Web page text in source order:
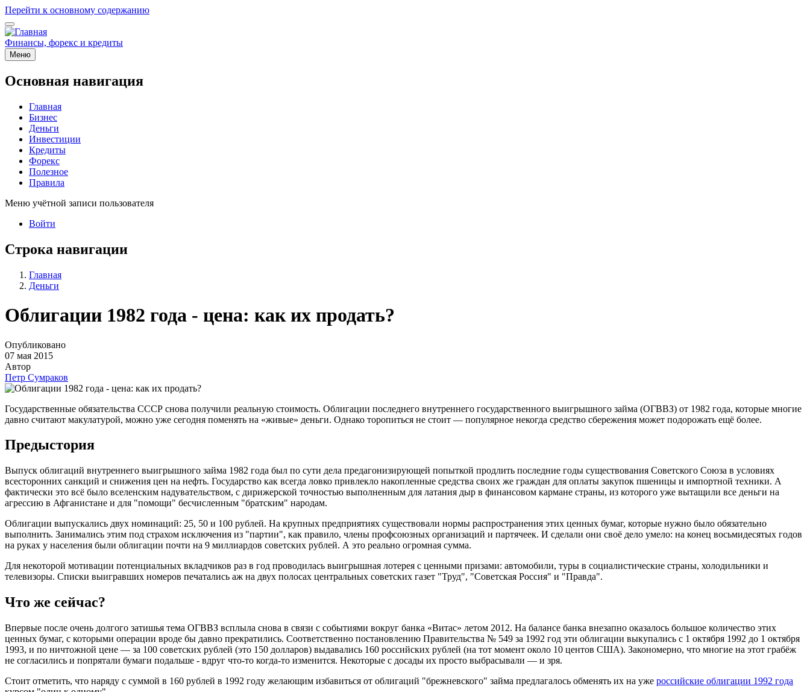
Перейти к основному содержанию
Финансы, форекс и кредиты
Меню
Основная навигация
Главная
Бизнес
Деньги
Инвестиции
Кредиты
Форекс
Полезное
Правила
Меню учётной записи пользователя
Войти
Строка навигации
Главная
Деньги
Облигации 1982 года - цена: как их продать?
Опубликовано
07 мая 2015
Автор
Петр Сумраков
Государственные обязательства СССР снова получили реальную стоимость. Облигации последнего внутреннего государственного выигрышного займа (ОГВВЗ) от 1982 года, которые многие
давно считают макулатурой, можно уже сегодня поменять на «живые» деньги. Однако торопиться не стоит — популярное некогда средство сбережения может подорожать ещё более.
Предыстория
Выпуск облигаций внутреннего выигрышного займа 1982 года был по сути дела предагонизирующей попыткой продлить последние годы существования Советского Союза в условиях
всесторонних санкций и снижения цен на нефть. Государство как всегда ловко привлекло накопленные средства своих же граждан для оплаты закупок пшеницы и импортной техники. А
фактически это всё было вселенским надувательством, с дирижерской точностью выполненным для латания дыр в финансовом кармане страны, из которого уже вытащили все деньги на
агрессию в Афганистане и для "помощи" бесчисленным "братским" народам.
Облигации выпускались двух номинаций: 25, 50 и 100 рублей. На крупных предприятиях существовали нормы распространения этих ценных бумаг, которые нужно было обязательно
выполнить. Занимались этим под страхом исключения из "партии", как правило, члены профсоюзных организаций и партячеек. И сделали они своё дело умело: на конец восьмидесятых годов
на руках у населения были облигации почти на 9 миллиардов советских рублей. А это реально огромная сумма.
Для некоторой мотивации потенциальных вкладчиков раз в год проводилась выигрышная лотерея с ценными призами: автомобили, туры в социалистические страны, холодильники и
телевизоры. Списки выигравших номеров печатались аж на двух полосах центральных советских газет "Труд", "Советская Россия" и "Правда".
Что же сейчас?
Впервые после очень долгого затишья тема ОГВВЗ всплыла снова в связи с событиями вокруг банка «Витас» летом 2012. На балансе банка внезапно оказалось большое количество этих
ценных бумаг, с которыми операции вроде бы давно прекратились. Соответственно постановлению Правительства № 549 за 1992 год эти облигации выкупались с 1 октября 1992 до 1 октября
1993, и по ничтожной цене — за 100 советских рублей (это 150 долларов) выдавались 160 российских рублей (на тот момент около 10 центов США). Закономерно, что многие на этот грабёж
не согласились и попрятали бумаги подальше - вдруг что-то когда-то изменится. Некоторые с досады их просто выбрасывали — и зря.
Стоит отметить, что наряду с суммой в 160 рублей в 1992 году желающим избавиться от облигаций "брежневского" займа предлагалось обменять их на уже российские облигации 1992 года